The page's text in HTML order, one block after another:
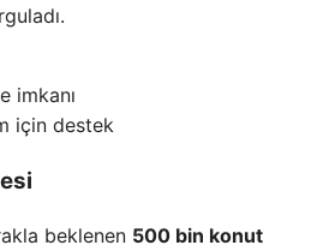
imkanı
için destek
beklenen 500 bin konut